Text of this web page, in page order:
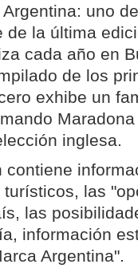
uno
de la última
cada año en
de los
exhibe un
inglesa.
contiene
las
las
información
Argentina".